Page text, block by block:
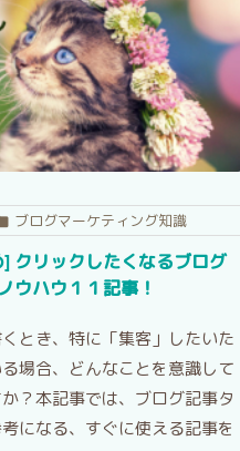
ブログマーケティング知識
クリックしたくなるブログ
ウハウ１１記事！
とき、特に「集客」したいた
場合、どんなことを意識して
？本記事では、ブログ記事タ
になる、すぐに使える記事を